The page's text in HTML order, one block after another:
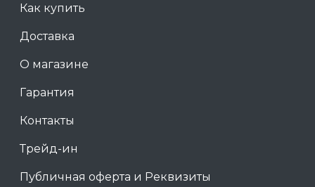
Как купить
Доставка
О магазине
Гарантия
Контакты
Трейд-ин
Публичная оферта и Реквизиты